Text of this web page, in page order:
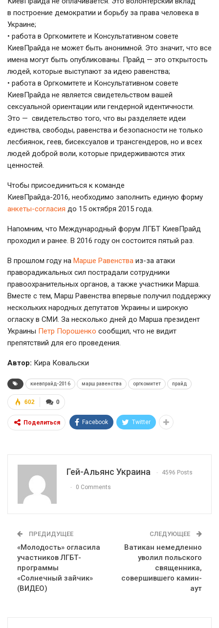
в построение демократии и борьбу за права человека в
Украине;
• работа в Оргкомитете и Консультативном совете
КиевПрайда не может быть анонимной. Это значит, что все
имена могут быть опубликованы. Прайд — это открытость
людей, которые выступают за идею равенства;
• работа в Оргкомитете и Консультативном совете
КиевПрайда не является свидетельством вашей
сексуальной ориентации или гендерной идентичности.
Это — свидетельство того, что вы разделяете идеи
единства, свободы, равенства и безопасности не только
лесбиянок, геев, бисексуалов и трансгендеров, но и всех
людей доброй воли, которые придерживаются этих
ценностей.
Чтобы присоединиться к команде
КиевПрайда-2016, необходимо заполнить единую форму
анкеты-согласия до 15 октября 2015 года.
Напомним, что Международный форум ЛГБТ КиевПрайд
проходил и ранее. В 2016 году он состоится пятый раз.
В прошлом году на Марше Равенства из-за атаки
праворадикальных сил пострадали сотрудники
правоохранительных органов, а также участники Марша.
Вместе с тем, Марш Равенства впервые получил поддержку
нескольких народных депутатов Украины и широкую
огласку в СМИ. За несколько дней до Марша президент
Украины Петр Порошенко сообщил, что не видит
препятствий для его проведения.
Автор: Кира Ковальски
киевпрайд-2016 марш равенства оргкомитет прайд
0
602
Поделиться Facebook Twitter
Гей-Альянс Украина 4596 Posts
0 Comments
ПРЕДИДУЩЕЕ
«Молодость» огласила
участников ЛГБТ-
программы
«Солнечный зайчик»
(ВИДЕО)
СЛЕДУЮЩЕЕ
Ватикан немедленно
уволил польского
священника,
совершившего камин-
аут